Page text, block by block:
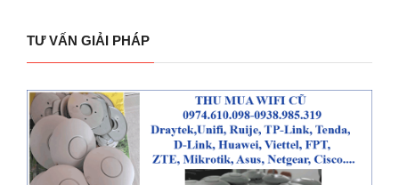
TƯ VẤN GIẢI PHÁP